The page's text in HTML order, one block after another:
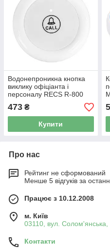
Водонепроникна кнопка
виклику офіціанта і
персоналу RECS R-800
White USA
473 ₴
Купити
Про нас
Рейтинг не сформований
Менше 5 відгуків за
Працює з 10.12.2008
м. Київ
03110, вул. Солом'янська,
Контакти